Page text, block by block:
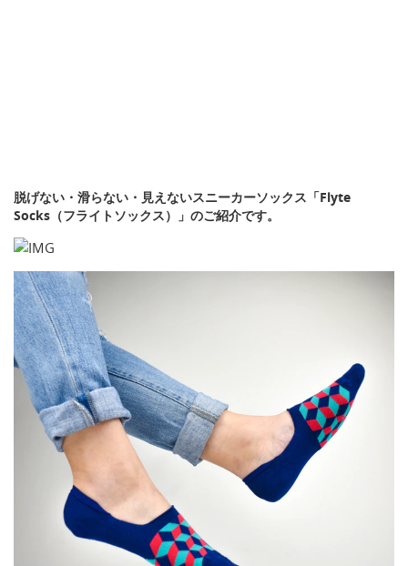
脱げない・滑らない・見えないスニーカーソックス「Flyte
Socks（フライトソックス）」のご紹介です。